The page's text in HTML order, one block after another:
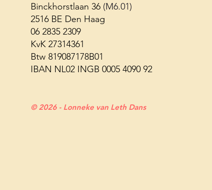
Haagse Shuffle Challenge
Binckhorstlaan 36 (M6.01)
2516 BE Den Haag
06 2835 2309
KvK 27314361
Btw 819087178B01
IBAN NL02 INGB 0005 4090 92
© 2026 - Lonneke van Leth Dans